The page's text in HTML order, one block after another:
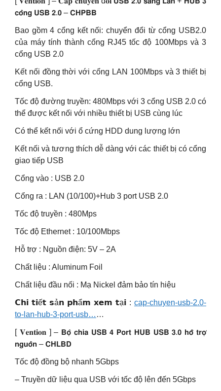
𝗰𝗼̂̉𝗻𝗴 𝗨𝗦𝗕 𝟮.𝟬 – 𝗖𝗛𝗣𝗕𝗕
Bao gồm 4 cổng kết nối: chuyển đổi từ cổng USB2.0
của máy tính thành cổng RJ45 tốc độ 100Mbps và 3
cổng USB 2.0
Kết nối đồng thời với cổng LAN 100Mbps và 3 thiết bị
cổng USB.
Tốc độ đường truyền: 480Mbps với 3 cổng USB 2.0 có
thể được kết nối với nhiều thiết bị USB cùng lúc
Có thể kết nối với ổ cứng HDD dung lượng lớn
Kết nối và tương thích dễ dàng với các thiết bị có cổng
giao tiếp USB
Cổng vào : USB 2.0
Cổng ra : LAN (10/100)+Hub 3 port USB 2.0
Tốc độ truyền : 480Mps
Tốc độ Ethernet : 10/100Mbps
Hỗ trợ : Nguồn điện: 5V – 2A
Chất liệu : Aluminum Foil
Chất liệu đầu nối : Mạ Nickel đảm bảo tín hiệu
𝗖𝗵𝗶 𝘁𝗶ế𝘁 𝘀ả𝗻 𝗽𝗵ẩ𝗺 𝘅𝗲𝗺 𝘁ạ𝗶 : cap-chuyen-usb-2.0-
to-lan-hub-3-port-usb… …
[ 𝐕𝐞𝐧𝐭𝐢𝐨𝐧 ] – 𝗕𝗼̣̂ 𝗰𝗵𝗶𝗮 𝗨𝗦𝗕 𝟰 𝗣𝗼𝗿𝘁 𝗛𝗨𝗕 𝗨𝗦𝗕 𝟯.𝟬 𝗵𝗼̂̃ 𝘁𝗿𝗼̛̣
𝗻𝗴𝘂𝗼̂̀𝗻 – 𝗖𝗛𝗟𝗕𝗗
Tốc độ đồng bộ nhanh 5Gbps
– Truyền dữ liệu qua USB với tốc độ lên đến 5Gbps